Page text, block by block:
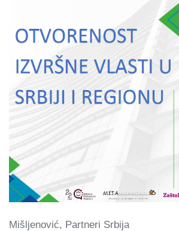
Mišljenović, Partneri Srbija